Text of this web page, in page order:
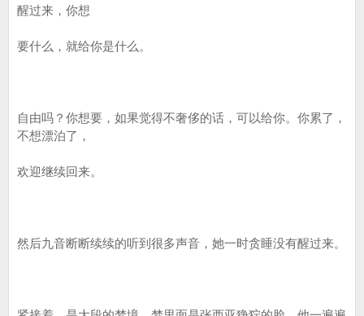
醒过来，你想
要什么，就给你是什么。
自由吗？你想要，如果觉得不奢侈的话，可以给你。你累了，
不想漂泊了，
欢迎继续回来。
然后九音断断续续的听到很多声音，她一时贪睡没有醒过来。